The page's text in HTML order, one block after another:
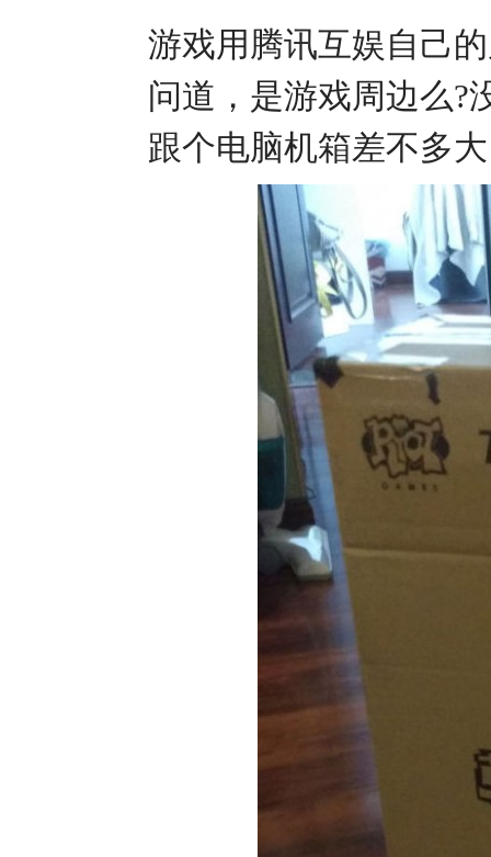
游戏用腾讯互娱自己
问道，是游戏周边么?
跟个电脑机箱差不多